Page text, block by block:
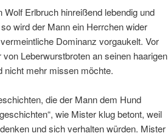
Erlbruch hinreißend lebendig und
wird der Mann ein Herrchen wider
Dominanz vorgaukelt. Vor
Leberwurstbroten an seinen haarigen
nicht mehr missen möchte.
die der Mann dem Hund
wie Mister klug betont, weil
und sich verhalten würden. Mister